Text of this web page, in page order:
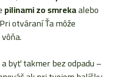
pilinami zo smrekaalebo
otváraní Ťa môže
byť takmer bez odpadu –